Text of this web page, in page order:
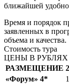
ближайшей
Время и порядок
заявленных в
объема и качества.
Стоимость тура
ЦЕНЫ В РУБЛЯХ
РАЗМЕЩЕНИЕ
«Форум» 4*